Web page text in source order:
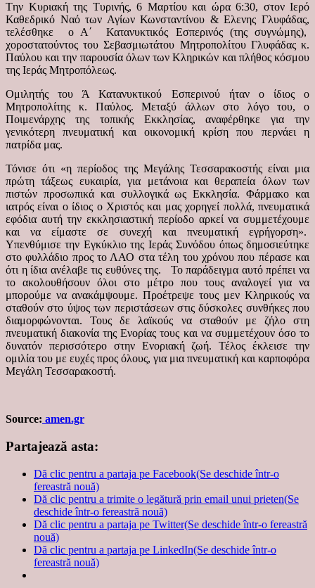
Tην Κυριακή της Τυρινής, 6 Μαρτίου και ώρα 6:30, στον Ιερό
Καθεδρικό Ναό των Αγίων Κωνσταντίνου & Ελενης Γλυφάδας,
τελέσθηκε ο Α΄ Κατανυκτικός Εσπερινός (της συγνώμης),
χοροστατούντος του Σεβασμιωτάτου Μητροπολίτου Γλυφάδας κ.
Παύλου και την παρουσία όλων των Κληρικών και πλήθος κόσμου
της Ιεράς Μητροπόλεως.
Ομιλητής του Ά Κατανυκτικού Εσπερινού ήταν ο ίδιος ο
Μητροπολίτης κ. Παύλος. Μεταξύ άλλων στο λόγο του, ο
Ποιμενάρχης της τοπικής Εκκλησίας, αναφέρθηκε για την
γενικότερη πνευματική και οικονομική κρίση που περνάει η
πατρίδα μας.
Τόνισε ότι «η περίοδος της Μεγάλης Τεσσαρακοστής είναι μια
πρώτη τάξεως ευκαιρία, για μετάνοια και θεραπεία όλων των
πιστών προσωπικά και συλλογικά ως Εκκλησία. Φάρμακο και
ιατρός είναι ο ίδιος ο Χριστός και μας χορηγεί πολλά, πνευματικά
εφόδια αυτή την εκκλησιαστική περίοδο αρκεί να συμμετέχουμε
και να είμαστε σε συνεχή και πνευματική εγρήγορση».
Υπενθύμισε την Εγκύκλιο της Ιεράς Συνόδου όπως δημοσιεύτηκε
στο φυλλάδιο προς το ΛΑΟ στα τέλη του χρόνου που πέρασε και
ότι η ίδια ανέλαβε τις ευθύνες της. Το παράδειγμα αυτό πρέπει να
το ακολουθήσουν όλοι στο μέτρο που τους αναλογεί για να
μπορούμε να ανακάμψουμε. Προέτρεψε τους μεν Κληρικούς να
σταθούν στο ύψος των περιστάσεων στις δύσκολες συνθήκες που
διαμορφώνονται. Τους δε λαϊκούς να σταθούν με ζήλο στη
πνευματική διακονία της Ενορίας τους και να συμμετέχουν όσο το
δυνατόν περισσότερο στην Ενοριακή ζωή. Τέλος έκλεισε την
ομιλία του με ευχές προς όλους, για μια πνευματική και καρποφόρα
Μεγάλη Τεσσαρακοστή.
Source: amen.gr
Partajează asta:
Dă clic pentru a partaja pe Facebook(Se deschide într-o
fereastră nouă)
Dă clic pentru a trimite o legătură prin email unui prieten(Se
deschide într-o fereastră nouă)
Dă clic pentru a partaja pe Twitter(Se deschide într-o fereastră
nouă)
Dă clic pentru a partaja pe LinkedIn(Se deschide într-o
fereastră nouă)